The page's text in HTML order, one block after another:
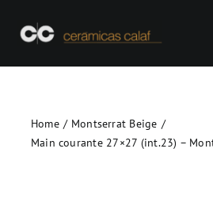
Qui sommes-nous ?
Home
Montserrat Beige
Main courante 27×27 (int.23) –